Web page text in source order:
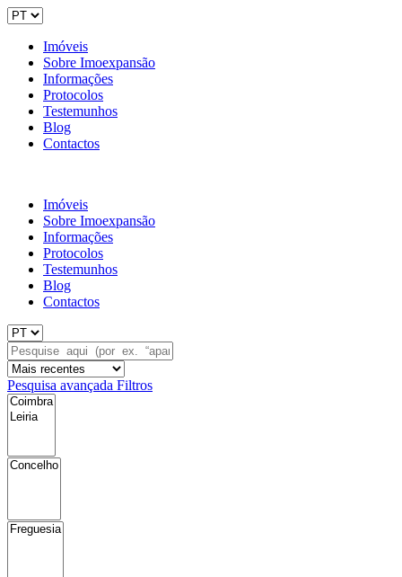
Imóveis
Sobre Imoexpansão
Informações
Protocolos
Testemunhos
Blog
Contactos
Imóveis
Sobre Imoexpansão
Informações
Protocolos
Testemunhos
Blog
Contactos
Pesquisa avançada Filtros